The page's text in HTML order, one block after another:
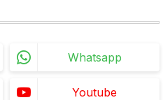
Whatsapp
Youtube